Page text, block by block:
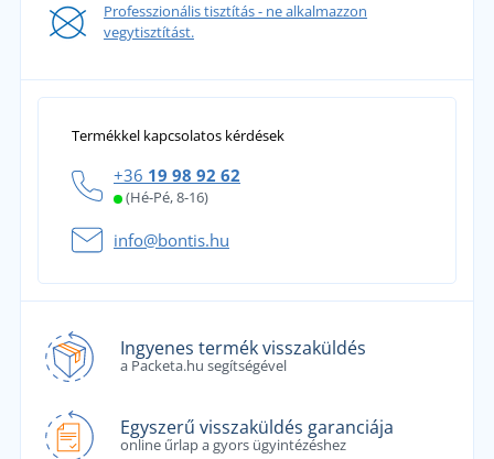
Professzionális tisztítás - ne alkalmazzon
vegytisztítást.
Termékkel kapcsolatos kérdések
+36 19 98 92 62
(Hé-Pé, 8-16)
info@bontis.hu
Ingyenes termék visszaküldés
a Packeta.hu segítségével
Egyszerű visszaküldés garanciája
online űrlap a gyors ügyintézéshez